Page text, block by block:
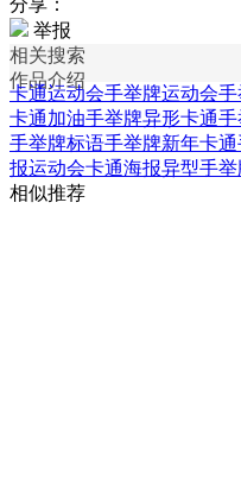
举报
相关搜索
作品介绍
卡通运动会手举牌运动会
卡通加油手举牌异形卡通
手举牌标语手举牌新年卡
报运动会卡通海报异型手举
相似推荐